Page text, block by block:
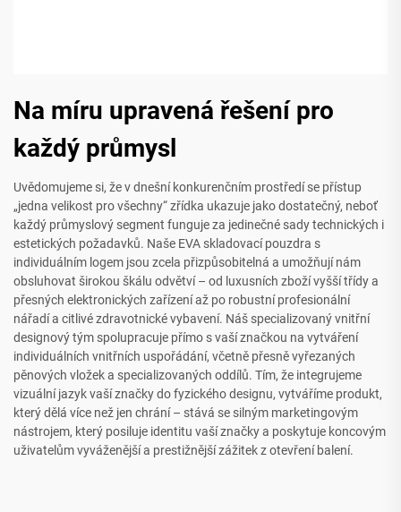
Na míru upravená řešení pro
každý průmysl
Uvědomujeme si, že v dnešní konkurenčním prostředí se přístup
„jedna velikost pro všechny“ zřídka ukazuje jako dostatečný, neboť
každý průmyslový segment funguje za jedinečné sady technických i
estetických požadavků. Naše EVA skladovací pouzdra s
individuálním logem jsou zcela přizpůsobitelná a umožňují nám
obsluhovat širokou škálu odvětví – od luxusních zboží vyšší třídy a
přesných elektronických zařízení až po robustní profesionální
nářadí a citlivé zdravotnické vybavení. Náš specializovaný vnitřní
designový tým spolupracuje přímo s vaší značkou na vytváření
individuálních vnitřních uspořádání, včetně přesně vyřezaných
pěnových vložek a specializovaných oddílů. Tím, že integrujeme
vizuální jazyk vaší značky do fyzického designu, vytváříme produkt,
který dělá více než jen chrání – stává se silným marketingovým
nástrojem, který posiluje identitu vaší značky a poskytuje koncovým
uživatelům vyváženější a prestižnější zážitek z otevření balení.